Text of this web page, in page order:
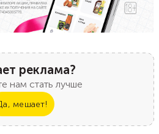
реклама?
нам стать лучше
мешает!